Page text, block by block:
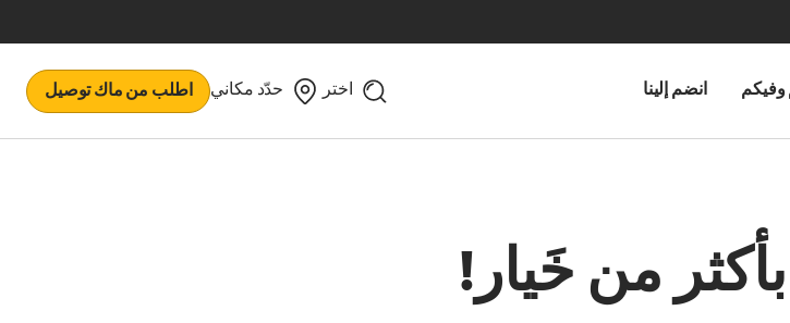
وفيكم انضم إلينا اختر حدّد مكاني اطلب من ماك توصيل
من خَيار!